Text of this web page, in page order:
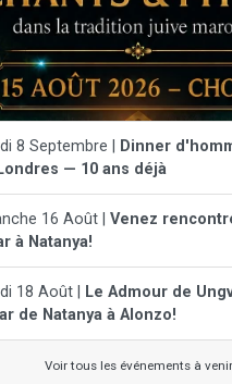
8 Septembre |
Dinner
— 10 ans déjà
16 Août | Venez
à Natanya!
18 Août |
Le Admour de
de Natanya à Alonzo!
Voir tous les événements à venir